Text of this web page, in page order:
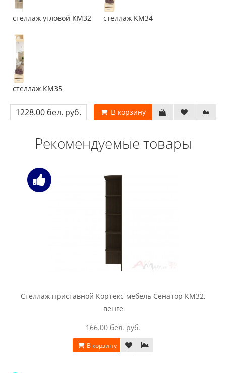
стеллаж угловой КМ32 стеллаж КМ34
стеллаж КМ35
1228.00 бел. руб. В корзину
Рекомендуемые товары
Стеллаж приставной Кортекс-мебель Сенатор КМ32,
венге
166.00 бел. руб.
В корзину